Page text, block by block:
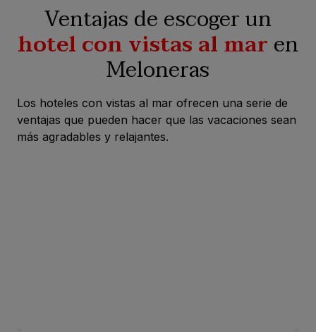
Ventajas de escoger un
hotel con vistas al maren
Meloneras
Los hoteles con vistas al mar ofrecen una serie de
ventajas que pueden hacer que las vacaciones sean
más agradables y relajantes.